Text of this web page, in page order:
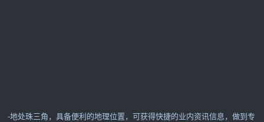
-地处珠三角，具备便利的地理位置，可获得快捷的业内资讯信息，做到专